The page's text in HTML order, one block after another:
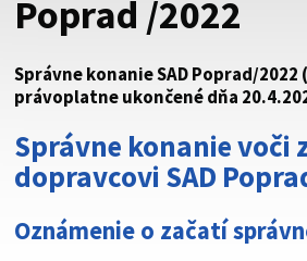
cez zabezpečenú webovú stránku.
vždy začína https:// pred názvom
Poprad /2022
Správne konanie SAD Poprad/2022
právoplatne ukončené dňa
Správne konanie voči
dopravcovi SAD
Oznámenie o začatí